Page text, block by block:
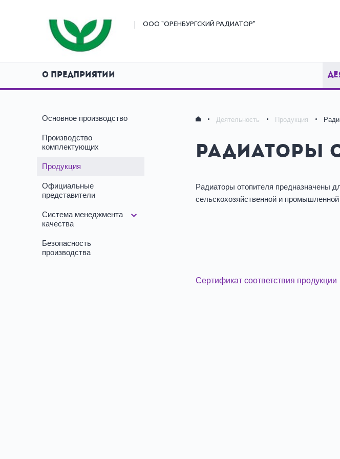
ООО "ОРЕНБУРГСКИЙ РАДИАТОР"
О ПРЕДПРИЯТИИ
Основное производство
Производство
комплектующих
Продукция
Официальные
представители
Система менеджмента
качества
Безопасность
производства
Деятельность Продукция
Радиаторы
Радиаторы отопителя предназначены
сельскохозяйственной и
Сертификат соответствия продукции